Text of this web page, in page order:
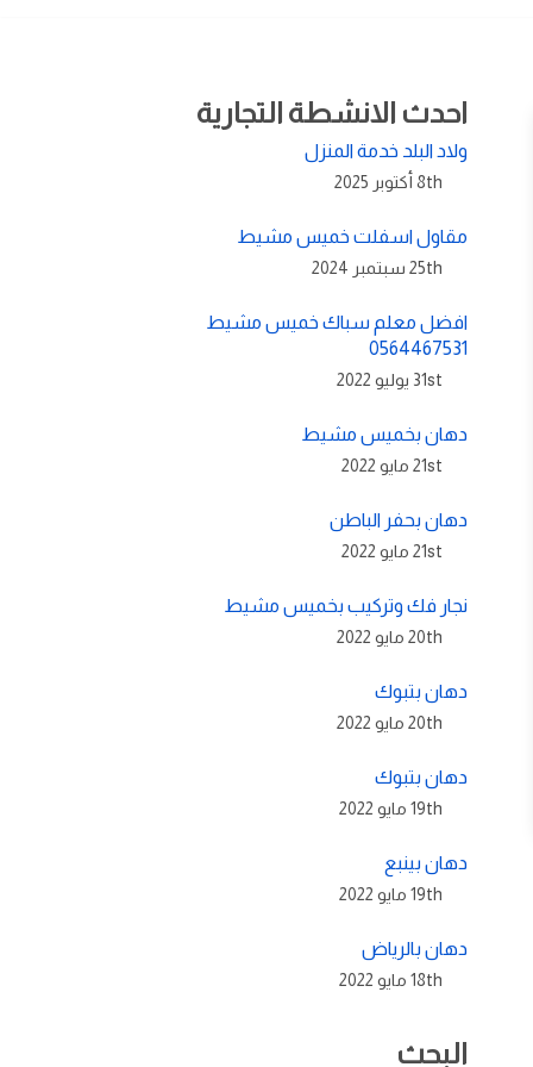
احدث الانشطة التجارية
ولاد البلد خدمة المنزل
8th أكتوبر 2025
مقاول اسفلت خميس مشيط
25th سبتمبر 2024
افضل معلم سباك خميس مشيط
0564467531
31st يوليو 2022
دهان بخميس مشيط
21st مايو 2022
دهان بحفر الباطن
21st مايو 2022
نجار فك وتركيب بخميس مشيط
20th مايو 2022
دهان بتبوك
20th مايو 2022
دهان بتبوك
19th مايو 2022
دهان بينبع
19th مايو 2022
دهان بالرياض
18th مايو 2022
البحث